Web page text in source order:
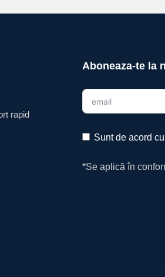
rapid
Aboneaza-te la
Sunt de acord
*Se aplică în